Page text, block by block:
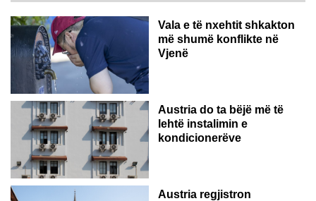
Vala e të nxehtit shkakton
më shumë konflikte në
Vjenë
Austria do ta bëjë më të
lehtë instalimin e
kondicionerëve
Austria regjistron